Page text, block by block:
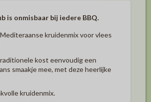
is onmisbaar bij iedere BBQ.
kruidenmix voor vlees
kost eenvoudig een
smaakje mee, met deze heerlijke
kruidenmix.